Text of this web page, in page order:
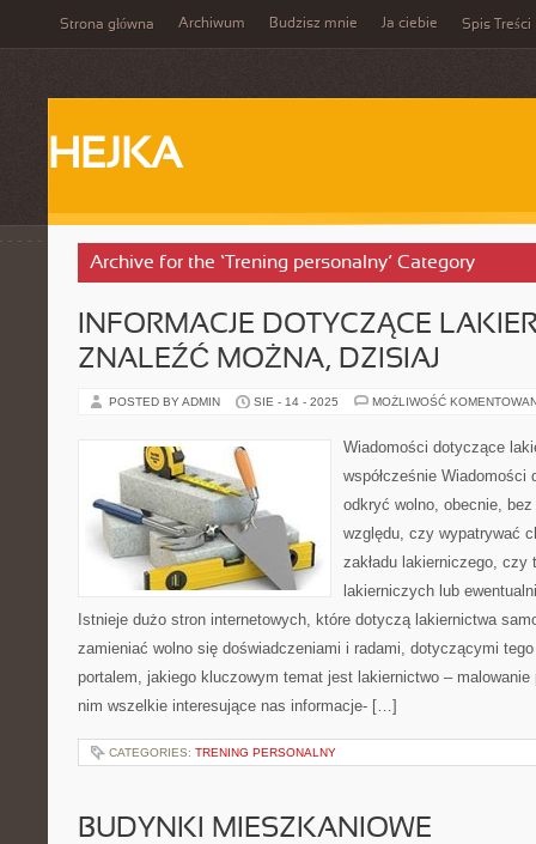
Strona główna Archiwum Budzisz mnie Ja ciebie Spis Treści
HEJKA
Archive for the ‘Trening personalny’ Category
INFORMACJE DOTYCZĄCE
ZNALEŹĆ MOŻNA, DZISIAJ
POSTED BY ADMIN SIE - 14 - 2025 MOŻLIWOŚĆ
Wiadomości dotyczące
współcześnie Wiadomości
odkryć wolno, obecnie,
względu, czy wypatrywać
zakładu lakierniczego,
lakierniczych lub
Istnieje dużo stron internetowych, które dotyczą lakiernictwa
zamieniać wolno się doświadczeniami i radami, dotyczącymi
portalem, jakiego kluczowym temat jest lakiernictwo –
nim wszelkie interesujące nas informacje- […]
CATEGORIES: TRENING PERSONALNY
BUDYNKI MIESZKANIOWE